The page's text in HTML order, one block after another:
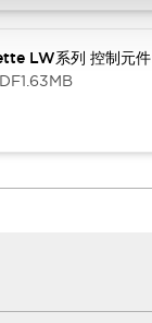
LW系列 控制元件
1.63MB